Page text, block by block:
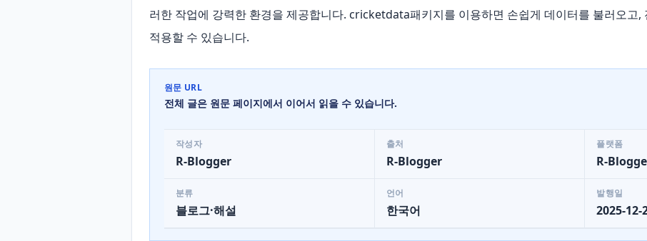
러한 작업에 강력한 환경을 제공합니다. cricketdata패키지를 이용하면 손쉽게 데이터를 불러오고,
적용할 수 있습니다.
원문 URL
전체 글은 원문 페이지에서 이어서 읽을 수 있습니다.
작성자
R-Blogger
출처
R-Blogger
플랫폼
R-
분류
블로그·해설
언어
한국어
발행일
2025-12-